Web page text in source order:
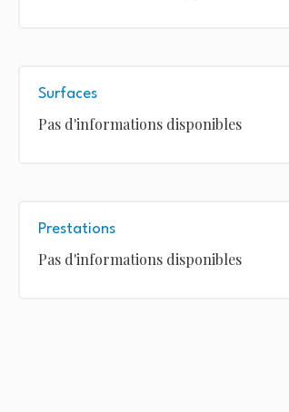
Surfaces
Pas d'informations disponibles
Prestations
Pas d'informations disponibles